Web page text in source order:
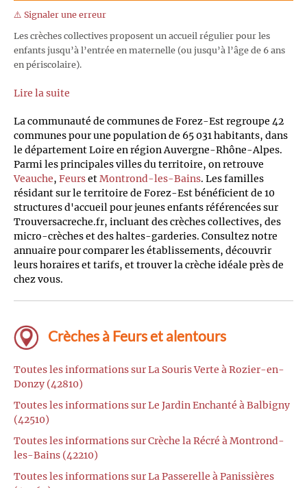
⚠️ Signaler une erreur
Les crèches collectives proposent un accueil régulier pour les
enfants jusqu’à l’entrée en maternelle (ou jusqu’à l’âge de 6 ans
en périscolaire).
Lire la suite
La communauté de communes de Forez-Est regroupe 42
communes pour une population de 65 031 habitants, dans
le département Loire en région Auvergne-Rhône-Alpes.
Parmi les principales villes du territoire, on retrouve
Veauche, FeursetMontrond-les-Bains. Les familles
résidant sur le territoire de Forez-Est bénéficient de 10
structures d'accueil pour jeunes enfants référencées sur
Trouversacreche.fr, incluant des crèches collectives, des
micro-crèches et des haltes-garderies. Consultez notre
annuaire pour comparer les établissements, découvrir
leurs horaires et tarifs, et trouver la crèche idéale près de
chez vous.
Crèches à Feurs et alentours
Toutes les informations sur La Souris Verte à Rozier-en-
Donzy (42810)
Toutes les informations sur Le Jardin Enchanté à Balbigny
(42510)
Toutes les informations sur Crèche la Récré à Montrond-
les-Bains (42210)
Toutes les informations sur La Passerelle à Panissières